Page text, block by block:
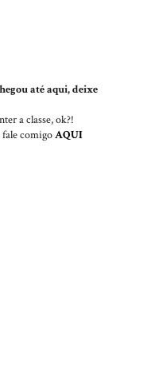
até aqui, deixe
a classe, ok?!
fale comigoAQUI